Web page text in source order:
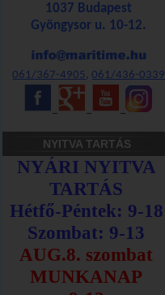
1037 Budapest
Gyöngysor u. 10-12.
061/367-4905,061/436-0339
NYITVA TARTÁS